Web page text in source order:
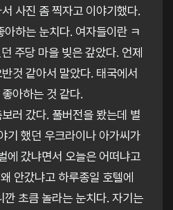
사진 좀 찍자고 이야기했다.
하는 눈치다. 여자들이란 ㅋ
주당 마을 빚은 갚았다. 언제
것 같아서 말았다. 태국에서
아하는 것 같다.
러 갔다. 풀버전을 봤는데 별
기 했던 우크라이나 아가씨가
에 갔냐면서 오늘은 어떠냐고
안갔냐고 하루종일 호텔에
깐 초큼 놀라는 눈치다. 자기는